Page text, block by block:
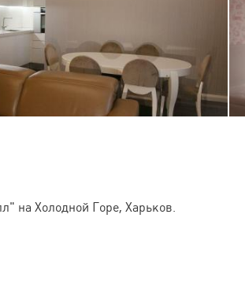
на Холодной Горе, Харьков.